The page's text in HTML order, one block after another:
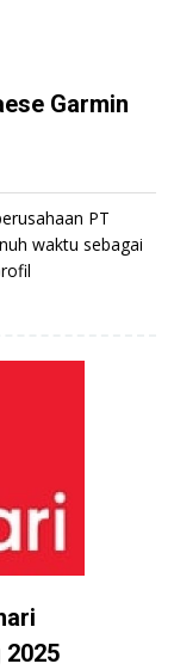
Garmin
PT
waktu sebagai
2025